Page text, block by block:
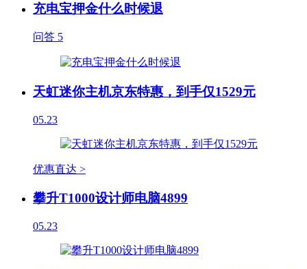
充电宝押金什么时候退
问答 5
天虹迷你主机京东特惠，到手仅1529元
05.23
优惠直达 >
攀升T1000设计师电脑4899
05.23